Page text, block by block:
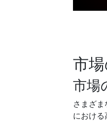
市
市場
さまざ
におけ